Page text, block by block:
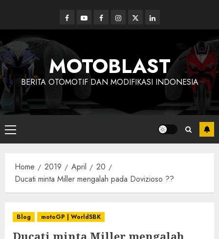
content
Facebook
YoutubeFacebookInstagram
Twitterlinkedin
MOTOBLAST
BERITA OTOMOTIF DAN MODIFIKASI INDONESIA
Primary
Menu
Home 2019 April
20
Ducati minta Miller mengalah pada Dovizioso ??
Blog motoGP | WorldSBK
Ducati minta Miller mengalah